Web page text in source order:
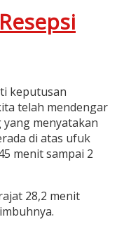
keputusan
telah mendengar
yang menyatakan
di atas ufuk
menit sampai 2
28,2 menit